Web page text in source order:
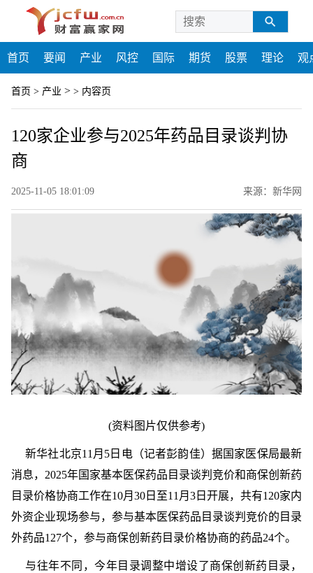
首页 要闻 产业 风控 国际 期货 股票 理论 观
首页 > 产业 > > 内容页
120家企业参与2025年药品目录谈判协
商
2025-11-05 18:01:09 来源：新华网
(资料图片仅供参考)
新华社北京11月5日电（记者彭韵佳）据国家医保局最新
消息，2025年国家基本医保药品目录谈判竞价和商保创新药
目录价格协商工作在10月30日至11月3日开展，共有120家内
外资企业现场参与，参与基本医保药品目录谈判竞价的目录
外药品127个，参与商保创新药目录价格协商的药品24个。
与往年不同，今年目录调整中增设了商保创新药目录，